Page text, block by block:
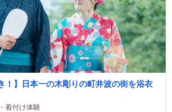
！】日本一の木彫りの町井波の街を浴衣
着付け体験